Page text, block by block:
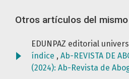
Otros artículos del
EDUNPAZ editorial
índice , Ab-REVISTA DE
(2024): Ab-Revista de